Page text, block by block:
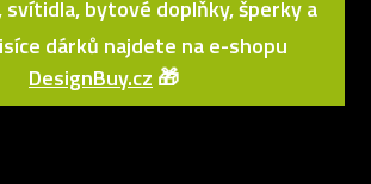
bytové doplňky, šperky a
dárků najdete na e-shopu
DesignBuy.cz 🎁